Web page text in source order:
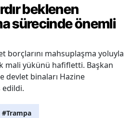
beklenen
sürecinde önemli
borçlarını mahsuplaşma yoluyla
mali yükünü hafifletti. Başkan
devlet binaları Hazine
edildi.
#Trampa